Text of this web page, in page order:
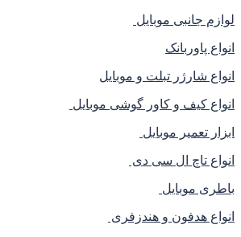
لوازم جانبی موبایل
انواع پاوربانک
انواع شارژر تبلت و موبایل
انواع کیف و کاور گوشی موبایل
ابزار تعمیر موبایل
انواع تاچ ال سی دی
باطری موبایل
انواع هدفون و هندزفری